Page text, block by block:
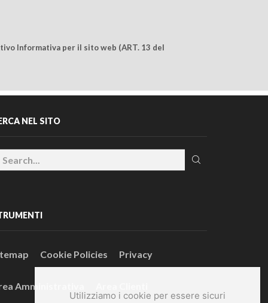
Utilizziamo i cookie per essere sicuri
Informativa per il sito web (ART. 13 del
NEL SITO
Cookie Policies Privacy
Amministrativa